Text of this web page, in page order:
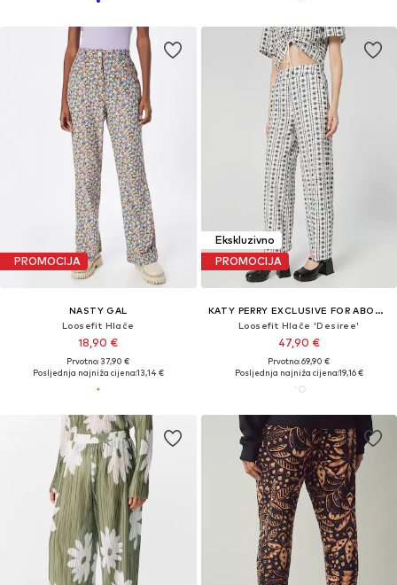
PROMOCIJA
NASTY GAL
Loosefit Hlače
18,90 €
Prvotno: 37,90 €
Posljednja najniža cijena:13,14 €
Ekskluzivno
PROMOCIJA
KATY PERRY EXCLUSIVE FOR ABOUT YOU
Loosefit Hlače 'Desiree'
47,90 €
Prvotno: 69,90 €
Posljednja najniža cijena:19,16 €